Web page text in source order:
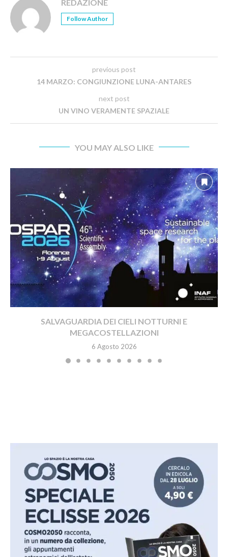
REDAZIONE
Follow Author
previous post
14 MARZO: CONGIUNZIONE LUNA-ANTARES
next post
UN VINO VERAMENTE SPAZIALE
YOU MAY ALSO LIKE
SALVAGUARDIA DEI CIELI NOTTURNI E
MEGACOSTELLAZIONI
6 Agosto 2026